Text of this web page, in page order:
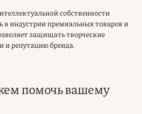
собственности
в индустрии премиальных товаров и
защищать творческие
и репутацию бренда.
помочь вашему